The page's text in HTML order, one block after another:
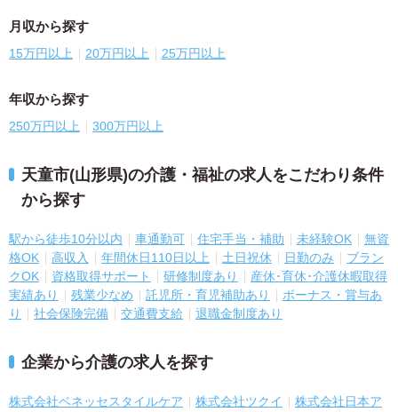
月収から探す
15万円以上 20万円以上 25万円以上
年収から探す
250万円以上 300万円以上
天童市(山形県)の介護・福祉の求人をこだわり条件
から探す
駅から徒歩10分以内 車通勤可 住宅手当・補助 未経験OK
無資
格OK
高収入 年間休日110日以上 土日祝休 日勤のみ
ブラン
クOK
資格取得サポート 研修制度あり
産休･育休･介護休暇取得
実績あり
残業少なめ 託児所・育児補助あり
ボーナス・賞与あ
り
社会保険完備 交通費支給 退職金制度あり
企業から介護の求人を探す
株式会社ベネッセスタイルケア 株式会社ツクイ
株式会社日本ア